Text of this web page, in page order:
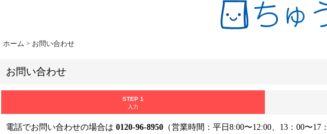
ホーム > お問い合わせ
お問い合わせ
STEP 1
入力
電話でお問い合わせの場合は 0120-96-8950 （営業時間：平日8:00〜12:00、13：00〜17